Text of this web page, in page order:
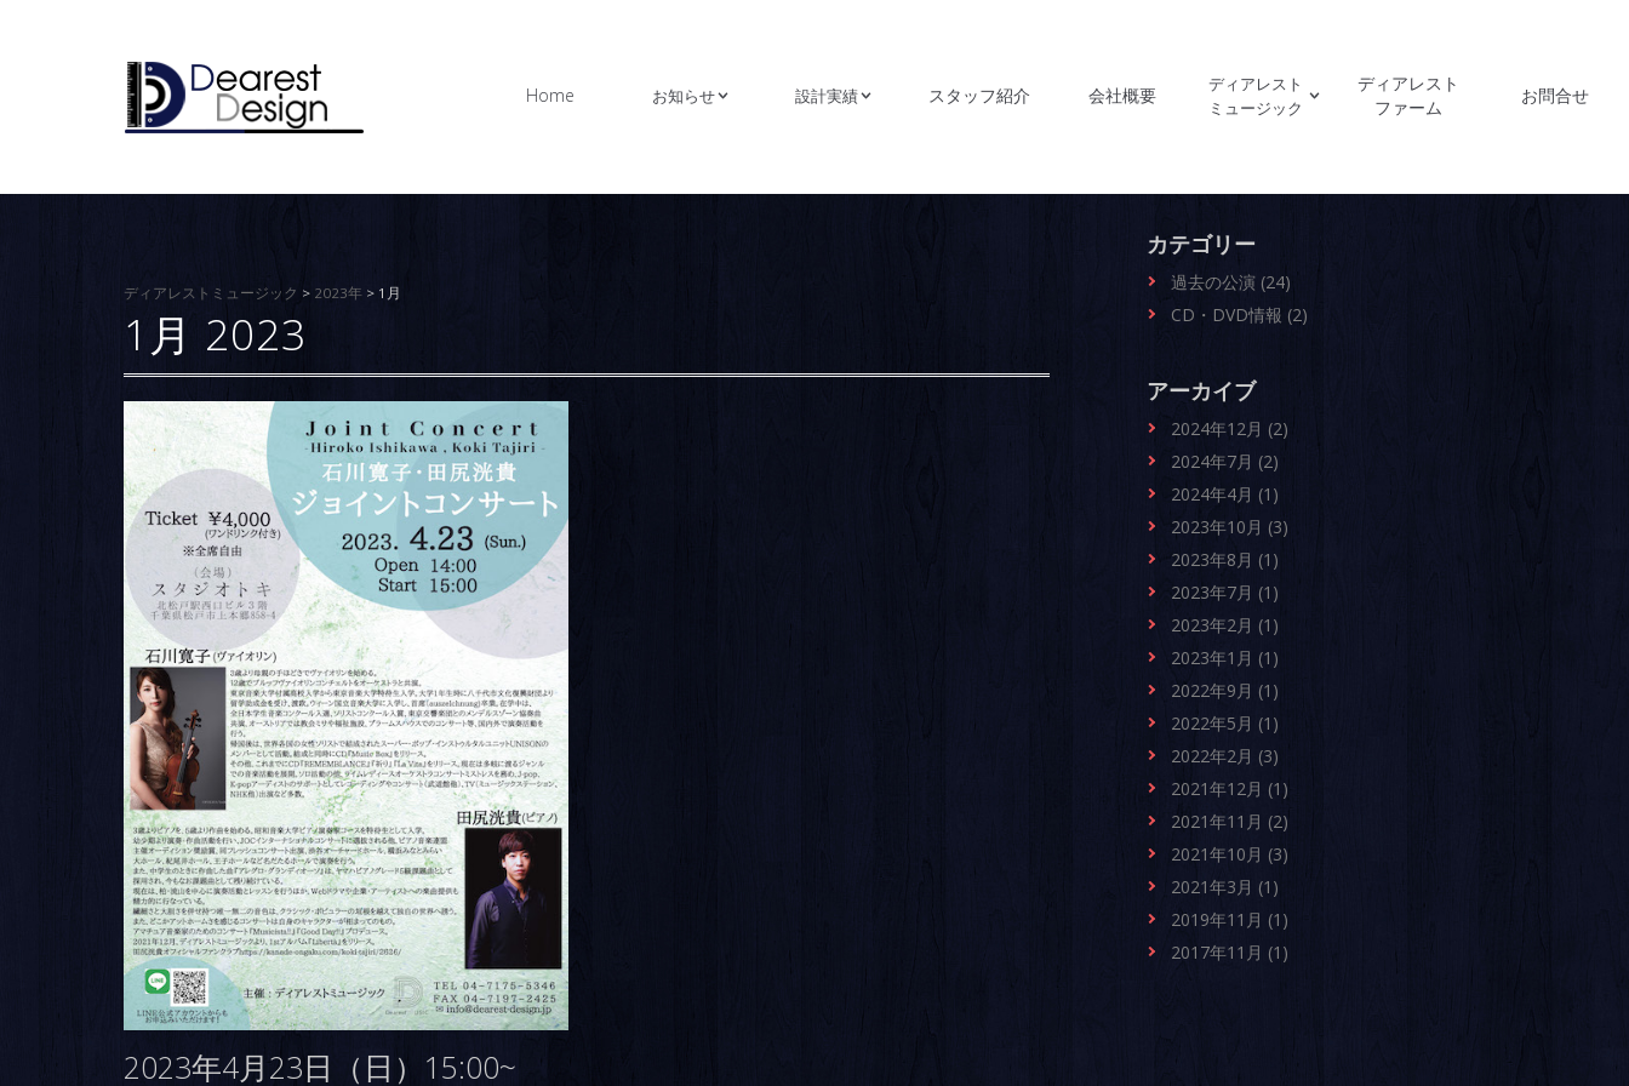
Home お知らせ 設計実績 スタッフ紹介 会社概要
ディアレスト
ミュージック
ディアレスト
ファーム
お問合せ
ディアレストミュージック > 2023年 > 1月
1月 2023
2023年4月23日（日）15:00~
カテゴリー
過去の公演 (24)
CD・DVD情報 (2)
アーカイブ
2024年12月 (2)
2024年7月 (2)
2024年4月 (1)
2023年10月 (3)
2023年8月 (1)
2023年7月 (1)
2023年2月 (1)
2023年1月 (1)
2022年9月 (1)
2022年5月 (1)
2022年2月 (3)
2021年12月 (1)
2021年11月 (2)
2021年10月 (3)
2021年3月 (1)
2019年11月 (1)
2017年11月 (1)